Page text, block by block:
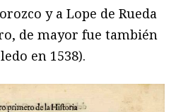
y a Lope de Rueda
de mayor fue también
en 1538).